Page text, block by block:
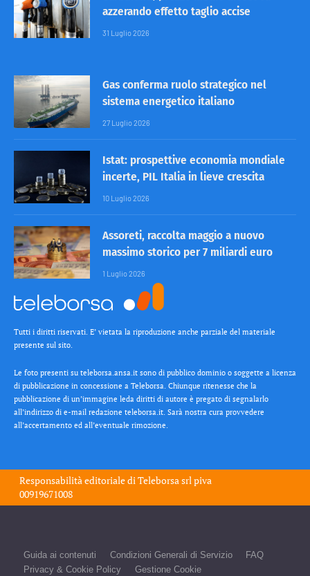
azzerando effetto taglio accise
31 Luglio 2026
Gas conferma ruolo strategico nel
sistema energetico italiano
27 Luglio 2026
Istat: prospettive economia mondiale
incerte, PIL Italia in lieve crescita
10 Luglio 2026
Assoreti, raccolta maggio a nuovo
massimo storico per 7 miliardi euro
1 Luglio 2026
Tutti i diritti riservati. E’ vietata la riproduzione anche parziale del materiale
presente sul sito.
Le foto presenti su teleborsa.ansa.it sono di pubblico dominio o soggette a licenza
di pubblicazione in concessione a Teleborsa. Chiunque ritenesse che la
pubblicazione di un’immagine leda diritti di autore è pregato di segnalarlo
all’indirizzo di e-mail redazione teleborsa.it. Sarà nostra cura provvedere
all’accertamento ed all’eventuale rimozione.
Responsabilità editoriale diTeleborsa srlpiva
00919671008
Guida ai contenuti Condizioni Generali di Servizio
FAQ
Privacy & Cookie Policy
Gestione Cookie